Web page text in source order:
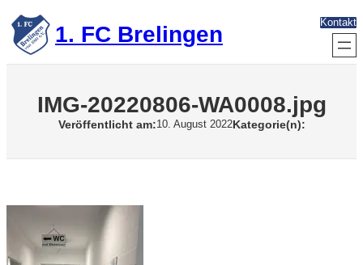
Zum
Inhalt
springen 1. FC Brelingen Kontakt
IMG-20220806-WA0008.jpg
Veröffentlicht am:10. August 2022Kategorie(n):